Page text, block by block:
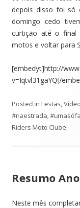
depois disso foi só
domingo cedo
curtição até o final
motos e voltar para
[embedyt]http://
v=Iqtvl31gaYQ[/
Posted in Festas,
#naestrada,
Riders Moto Clube.
Resumo
Neste mês